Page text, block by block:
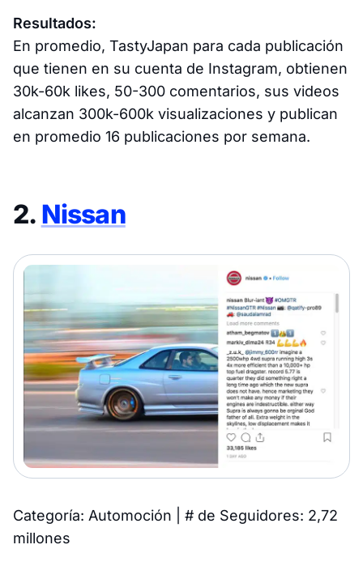
Resultados:
En promedio, TastyJapan para cada publicación
que tienen en su cuenta de Instagram, obtienen
30k-60k likes, 50-300 comentarios, sus videos
alcanzan 300k-600k visualizaciones y publican
en promedio 16 publicaciones por semana.
2. Nissan
Categoría: Automoción | # de Seguidores: 2,72
millones